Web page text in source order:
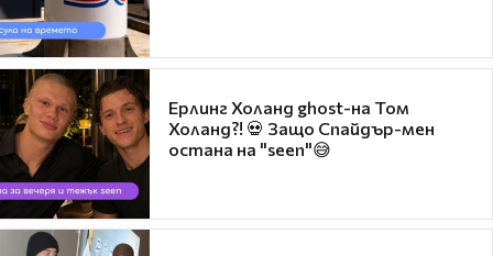
Ерлинг Холанд ghost-на Том
Холанд?! 💀 Защо Спайдър-мен
остана на "seen"😅